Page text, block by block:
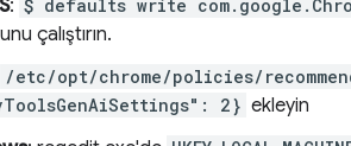
: $ defaults write
çalıştırın.
/etc/opt/chrome/policies/
2} ekleyin